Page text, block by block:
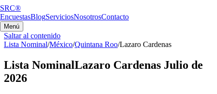
SRC®
EncuestasBlogServiciosNosotrosContacto
Menú
Saltar al contenido
Lista Nominal/México/Quintana Roo/Lazaro Cardenas
Lista NominalLazaro Cardenas Julio de
2026